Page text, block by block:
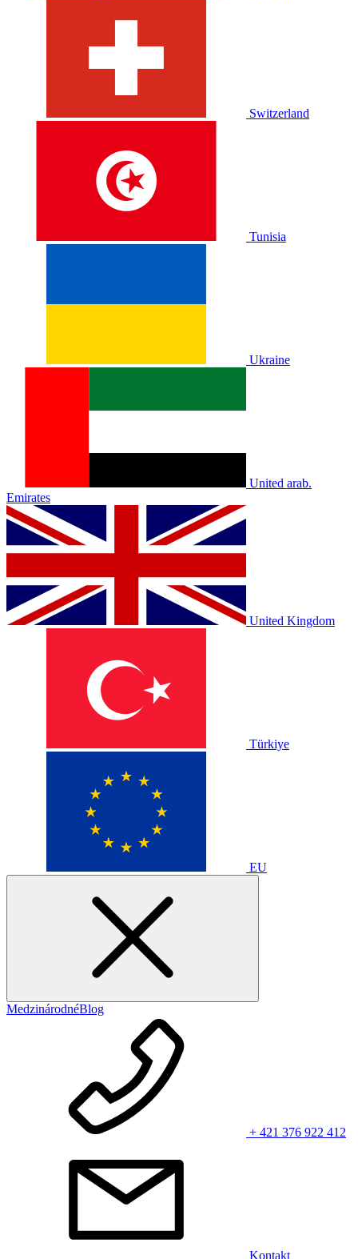
Switzerland
Tunisia
Ukraine
United arab.
Emirates
United Kingdom
Türkiye
EU
MedzinárodnéBlog
+ 421 376 922 412
Kontakt